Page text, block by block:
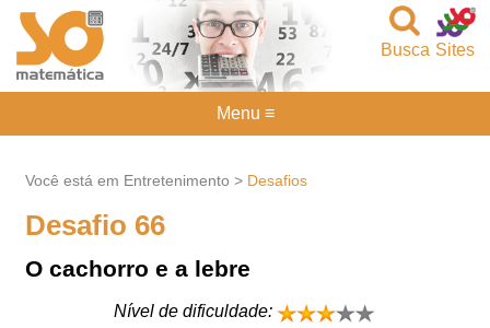
Sites
Busca
Você está em Entretenimento > Desafios
Desafio 66
O cachorro e a lebre
Nível de dificuldade: